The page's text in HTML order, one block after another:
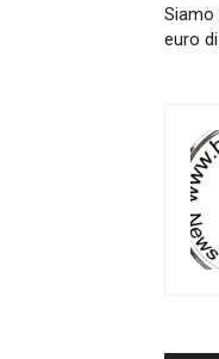
Siamo
euro